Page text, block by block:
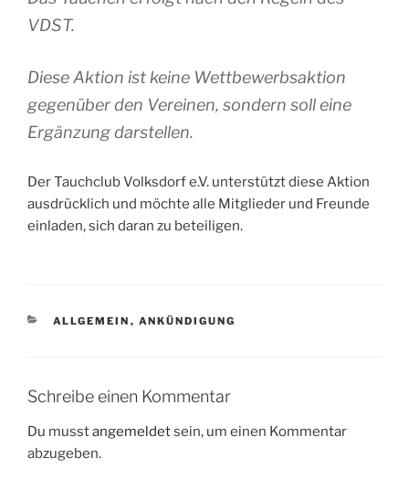
VDST.
Diese Aktion ist keine Wettbewerbsaktion
gegenüber den Vereinen, sondern soll eine
Ergänzung darstellen.
Der Tauchclub Volksdorf e.V. unterstützt diese Aktion
ausdrücklich und möchte alle Mitglieder und Freunde
einladen, sich daran zu beteiligen.
KATEGORIEN
ALLGEMEIN , ANKÜNDIGUNG
Schreibe einen Kommentar
Du musstangemeldetsein, um einen Kommentar
abzugeben.